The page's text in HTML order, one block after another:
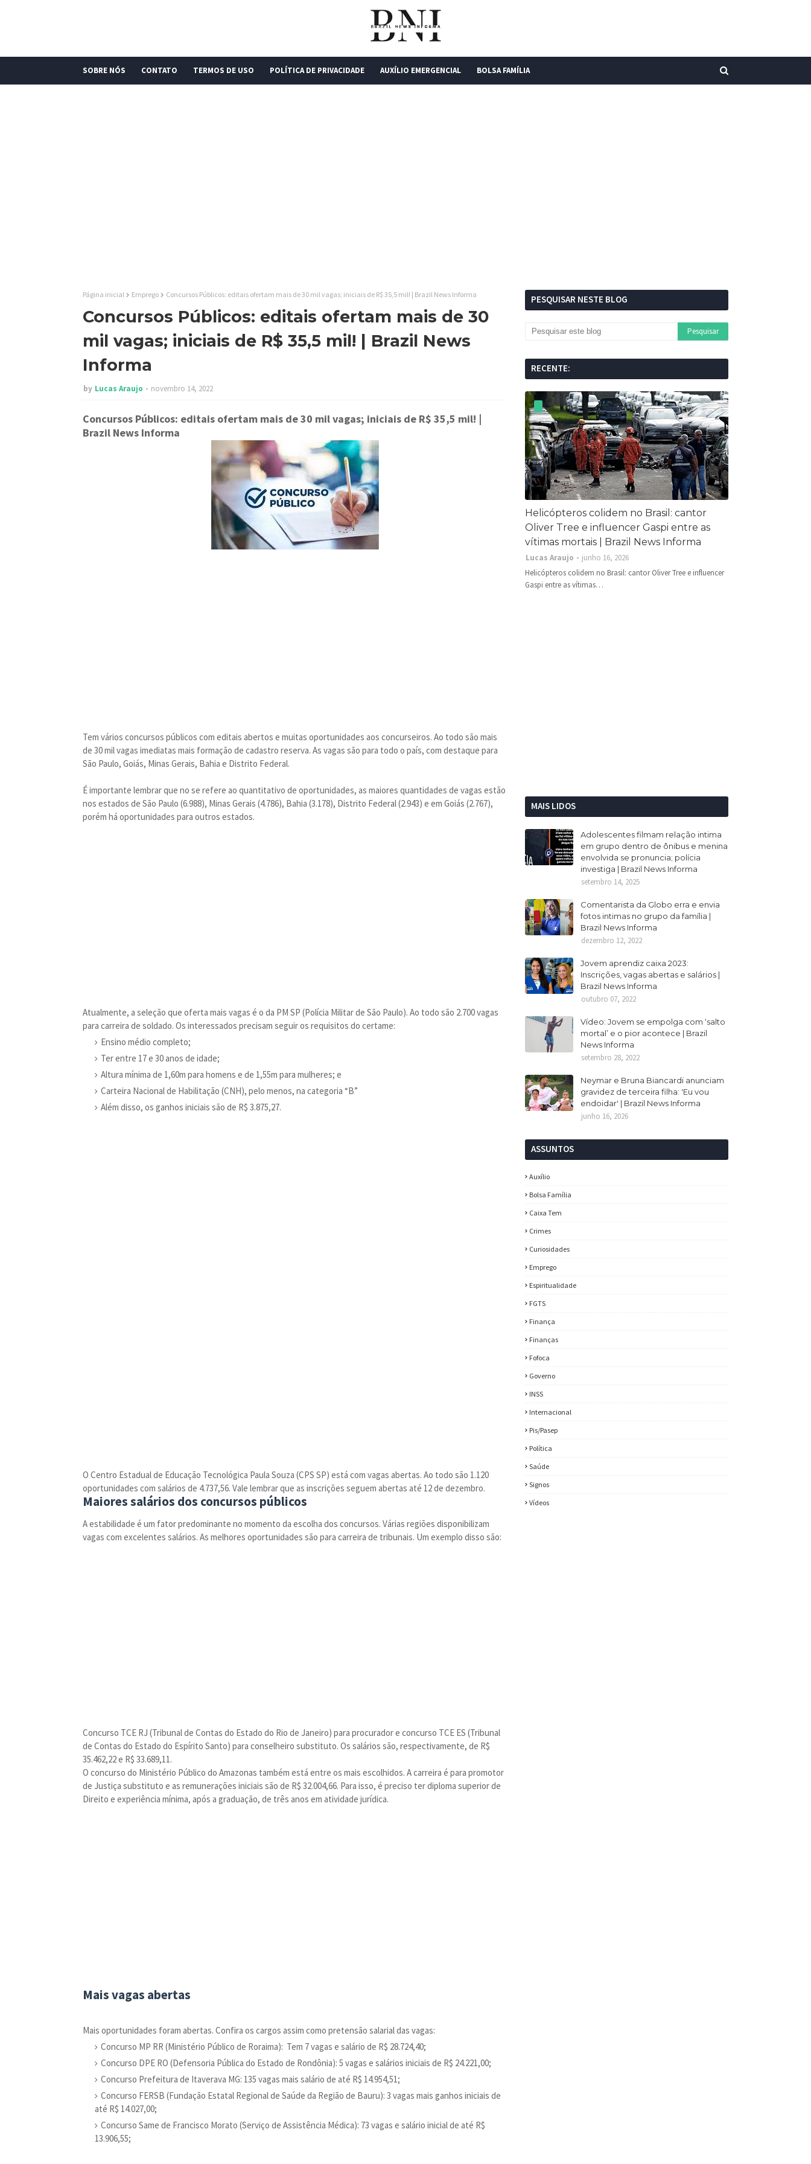
SOBRE NÓS CONTATO TERMOS DE USO POLÍTICA DE PRIVACIDADE AUXÍLIO EMERGENCIAL BOLSA FAMÍLIA
Página inicial Emprego Concursos Públicos: editais ofertam mais de 30 mil vagas; iniciais de R$ 35,5 mil! | Brazil News Informa
Concursos Públicos: editais ofertam mais de 30
mil vagas; iniciais de R$ 35,5 mil! | Brazil News
Informa
by Lucas Araujo novembro 14, 2022
Concursos Públicos: editais ofertam mais de 30 mil vagas; iniciais de R$ 35,5 mil! |
Brazil News Informa
Tem vários concursos públicos com editais abertos e muitas oportunidades aos concurseiros. Ao todo são mais
de 30 mil vagas imediatas mais formação de cadastro reserva. As vagas são para todo o país, com destaque para
São Paulo, Goiás, Minas Gerais, Bahia e Distrito Federal.
É importante lembrar que no se refere ao quantitativo de oportunidades, as maiores quantidades de vagas estão
nos estados de São Paulo (6.988), Minas Gerais (4.786), Bahia (3.178), Distrito Federal (2.943) e em Goiás (2.767),
porém há oportunidades para outros estados.
Atualmente, a seleção que oferta mais vagas é o da PM SP (Polícia Militar de São Paulo). Ao todo são 2.700 vagas
para carreira de soldado. Os interessados precisam seguir os requisitos do certame:
Ensino médio completo;
Ter entre 17 e 30 anos de idade;
Altura mínima de 1,60m para homens e de 1,55m para mulheres; e
Carteira Nacional de Habilitação (CNH), pelo menos, na categoria “B”
Além disso, os ganhos iniciais são de R$ 3.875,27.
O Centro Estadual de Educação Tecnológica Paula Souza (CPS SP) está com vagas abertas. Ao todo são 1.120
oportunidades com salários de 4.737,56. Vale lembrar que as inscrições seguem abertas até 12 de dezembro.
Maiores salários dos concursos públicos
A estabilidade é um fator predominante no momento da escolha dos concursos. Várias regiões disponibilizam
vagas com excelentes salários. As melhores oportunidades são para carreira de tribunais. Um exemplo disso são:
Concurso TCE RJ (Tribunal de Contas do Estado do Rio de Janeiro) para procurador e concurso TCE ES (Tribunal
de Contas do Estado do Espírito Santo) para conselheiro substituto. Os salários são, respectivamente, de R$
35.462,22 e R$ 33.689,11.
O concurso do Ministério Público do Amazonas também está entre os mais escolhidos. A carreira é para promotor
de Justiça substituto e as remunerações iniciais são de R$ 32.004,66. Para isso, é preciso ter diploma superior de
Direito e experiência mínima, após a graduação, de três anos em atividade jurídica.
Mais vagas abertas
Mais oportunidades foram abertas. Confira os cargos assim como pretensão salarial das vagas:
Concurso MP RR (Ministério Público de Roraima): Tem 7 vagas e salário de R$ 28.724,40;
Concurso DPE RO (Defensoria Pública do Estado de Rondônia): 5 vagas e salários iniciais de R$ 24.221,00;
Concurso Prefeitura de Itaverava MG: 135 vagas mais salário de até R$ 14.954,51;
Concurso FERSB (Fundação Estatal Regional de Saúde da Região de Bauru): 3 vagas mais ganhos iniciais de
até R$ 14.027,00;
Concurso Same de Francisco Morato (Serviço de Assistência Médica): 73 vagas e salário inicial de até R$
13.906,55;
PESQUISAR NESTE BLOG
RECENTE:
Helicópteros colidem no Brasil: cantor
Oliver Tree e influencer Gaspi entre as
vítimas mortais | Brazil News Informa
Lucas Araujo
junho 16, 2026
Helicópteros colidem no Brasil: cantor Oliver Tree e influencer
Gaspi entre as vítimas…
MAIS LIDOS
Adolescentes filmam relação intima
em grupo dentro de ônibus e menina
envolvida se pronuncia; polícia
investiga | Brazil News Informa
setembro 14, 2025
Comentarista da Globo erra e envia
fotos intimas no grupo da família |
Brazil News Informa
dezembro 12, 2022
Jovem aprendiz caixa 2023:
Inscrições, vagas abertas e salários |
Brazil News Informa
outubro 07, 2022
Vídeo: Jovem se empolga com ‘salto
mortal’ e o pior acontece | Brazil
News Informa
setembro 28, 2022
Neymar e Bruna Biancardi anunciam
gravidez de terceira filha: 'Eu vou
endoidar' | Brazil News Informa
junho 16, 2026
ASSUNTOS
Auxílio
Bolsa Família
Caixa Tem
Crimes
Curiosidades
Emprego
Espiritualidade
FGTS
Finança
Finanças
Fofoca
Governo
INSS
Internacional
Pis/Pasep
Política
Saúde
Signos
Vídeos